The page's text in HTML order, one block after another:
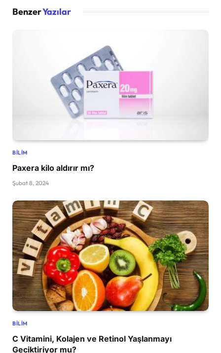
BenzerYazılar
BILIM
Paxera kilo aldırır mı?
Şubat 8, 2024
BILIM
C Vitamini, Kolajen ve Retinol Yaşlanmayı
Geciktiriyor mu?